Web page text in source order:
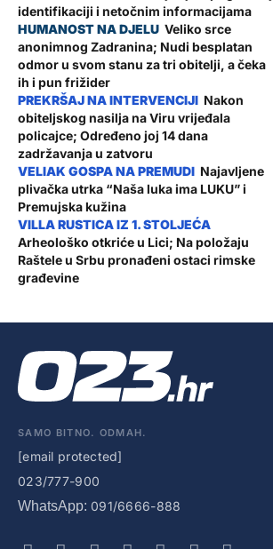
identifikaciji i netočnim informacijama
Veliko srce
anonimnog Zadranina; Nudi besplatan
odmor u svom stanu za tri obitelji, a čeka
ih i pun frižider
Nakon
obiteljskog nasilja na Viru vrijeđala
policajce; Određeno joj 14 dana
zadržavanja u zatvoru
Najavljene
plivačka utrka “Naša luka ima LUKU” i
Premujska kužina
Arheološko otkriće u Lici; Na položaju
Raštele u Srbu pronađeni ostaci rimske
građevine
SAMO BITNO. ODMAH.
[email protected]
023/777-900
WhatsApp: 091/6666-888